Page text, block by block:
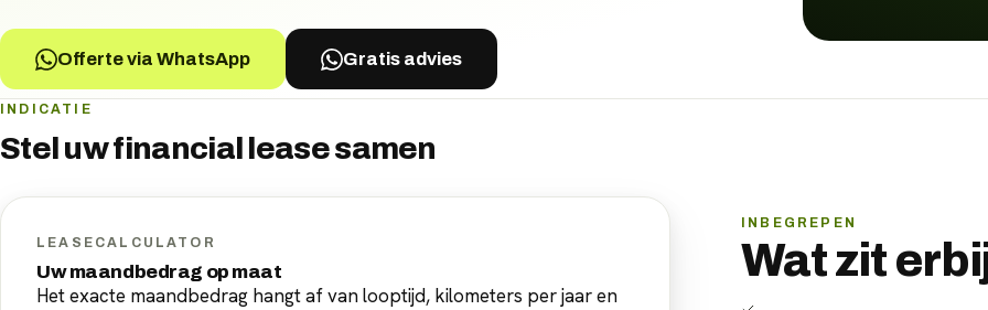
Offerte via WhatsApp Gratis advies
INDICATIE
Stel uwfinancial leasesamen
LEASECALCULATOR
Uw maandbedrag op maat
Het exacte maandbedrag hangt af van looptijd, kilometers per jaar en
INBEGREPEN
Wat zit